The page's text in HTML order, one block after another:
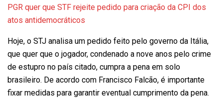
PGR quer que STF rejeite pedido para criação da CPI dos
atos antidemocráticos
Hoje, o STJ analisa um pedido feito pelo governo da Itália,
que quer que o jogador, condenado a nove anos pelo crime
de estupro no país citado, cumpra a pena em solo
brasileiro. De acordo com Francisco Falcão, é importante
fixar medidas para garantir eventual cumprimento da pena.